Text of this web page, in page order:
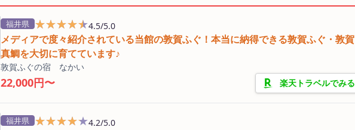
福井県 ★★★★★
★★★★★4.5/5.0
メディアで度々紹介されている当館の敦賀ふぐ！本当に納得できる敦賀ふぐ・敦賀
真鯛を大切に育てています♪
敦賀ふぐの宿 なかい
22,000円〜 楽天トラベルでみる
福井県 ★★★★★
★★★★★4.2/5.0